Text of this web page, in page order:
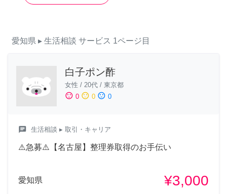
愛知県 ▸ 生活相談 サービス 1ページ目
白子ポン酢
女性 / 20代 / 東京都
sentiment_satisfied 0 sentiment_neutral 0 sentiment_dissatisfied 0
chat 生活相談 ▸ 取引・キャリア
⚠️急募⚠️【名古屋】整理券取得のお手伝い
愛知県 ¥3,000